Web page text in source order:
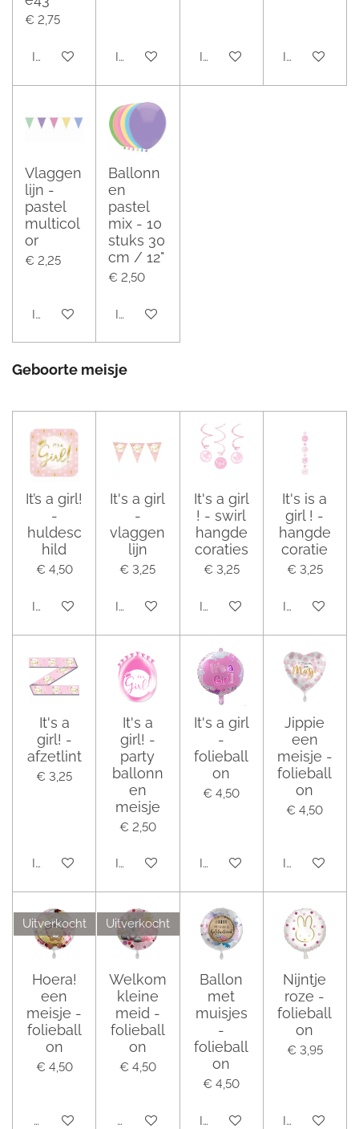
€ 2,75
In winkelwagenIn winkelwagenIn winkelwagenIn
Vlaggen
lijn -
pastel
multicol
or
€ 2,25
In winkelwagen
Ballonn
en
pastel
mix - 10
stuks 30
cm / 12"
€ 2,50
In winkelwagen
Geboorte meisje
It’s a girl!
-
huldesc
hild
€ 4,50
In winkelwagen
It's a girl
-
vlaggen
lijn
€ 3,25
In winkelwagen
It's a girl
! - swirl
hangde
coraties
€ 3,25
In winkelwagen
It's is a
girl ! -
hangde
coratie
€ 3,25
In
It's a
girl! -
afzetlint
€ 3,25
In winkelwagen
It's a
girl! -
party
ballonn
en
meisje
€ 2,50
In winkelwagen
It's a girl
-
folieball
on
€ 4,50
In winkelwagen
Jippie
een
meisje -
folieball
on
€ 4,50
In
Uitverkocht
Hoera!
een
meisje -
folieball
on
€ 4,50
Houd mij op de hoogte
Uitverkocht
Welkom
kleine
meid -
folieball
on
€ 4,50
Houd mij op de hoogte
Ballon
met
muisjes
-
folieball
on
€ 4,50
In winkelwagen
Nijntje
roze -
folieball
on
€ 3,95
In